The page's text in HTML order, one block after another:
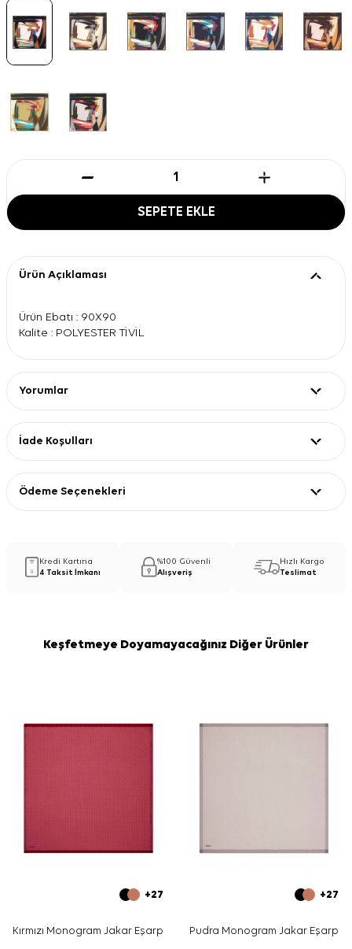
SEPETE EKLE
Ürün Açıklaması
Ürün Ebatı : 90X90
Kalite : POLYESTER TİVİL
Yorumlar
İade Koşulları
Ödeme Seçenekleri
Kredi Kartına
4 Taksit İmkanı
%100 Güvenli
Alışveriş
Hızlı Kargo
Teslimat
Keşfetmeye Doyamayacağınız Diğer Ürünler
+27
Kırmızı Monogram Jakar Eşarp
+27
Pudra Monogram Jakar Eşarp